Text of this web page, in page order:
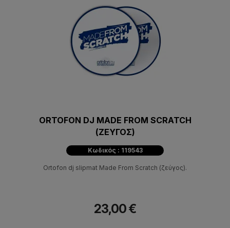
ORTOFON DJ MADE FROM SCRATCH
(ΖΕΥΓΟΣ)
Κωδικός : 119543
Ortofon dj slipmat Made From Scratch (ζεύγος).
23,00 €